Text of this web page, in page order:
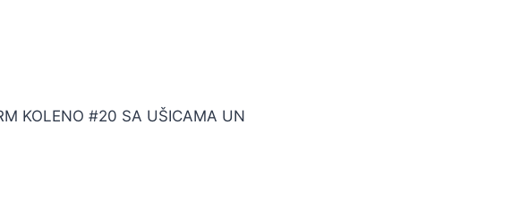
KOLENO #20 SA UŠICAMA UN